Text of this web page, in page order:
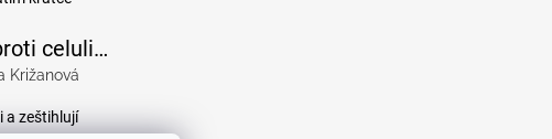
Legíny proti celulitidě a pro hubnutí pomocí FIR efektu
je 5 z 5 hvězdiček.
Križanová
a zeštihlují